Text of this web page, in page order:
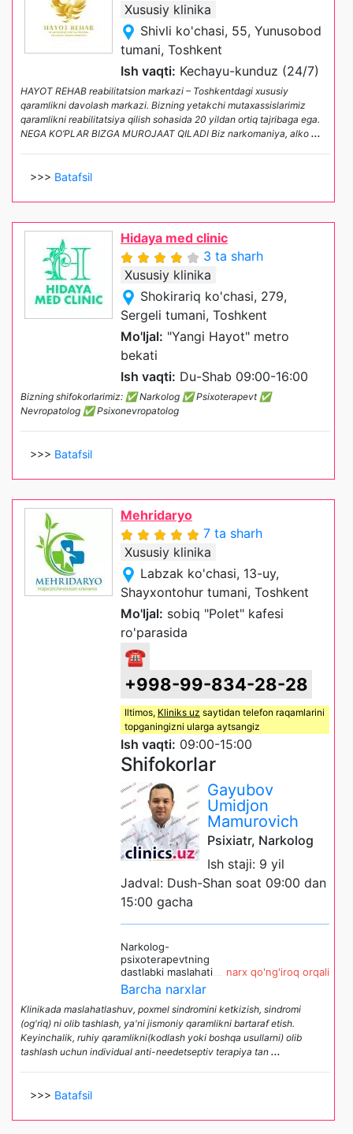
Xususiy klinika
Shivli ko'chasi, 55, Yunusobod
tumani, Toshkent
Ish vaqti: Kechayu-kunduz (24/7)
HAYOT REHAB reabilitatsion markazi – Toshkentdagi xususiy
qaramlikni davolash markazi. Bizning yetakchi mutaxassislarimiz
qaramlikni reabilitatsiya qilish sohasida 20 yildan ortiq tajribaga ega.
NEGA KO‘PLAR BIZGA MUROJAAT QILADI Biz narkomaniya, alko ...
>>> Batafsil
Hidaya med clinic
3 ta sharh
Xususiy klinika
Shokirariq ko'chasi, 279,
Sergeli tumani, Toshkent
Mo'ljal: "Yangi Hayot" metro
bekati
Ish vaqti: Du-Shab 09:00-16:00
Bizning shifokorlarimiz: ✅ Narkolog ✅ Psixoterapevt ✅
Nevropatolog ✅ Psixonevropatolog
>>> Batafsil
Mehridaryo
7 ta sharh
Xususiy klinika
Labzak ko'chasi, 13-uy,
Shayxontohur tumani, Toshkent
Mo'ljal: sobiq "Polet" kafesi
ro'parasida
☎
+998-99-834-28-28
Iltimos, Kliniks uz saytidan telefon raqamlarini
topganingizni ularga aytsangiz
Ish vaqti: 09:00-15:00
Shifokorlar
Gayubov
Umidjon
Mamurovich
Psixiatr, Narkolog
Ish staji: 9 yil
Jadval: Dush-Shan soat 09:00 dan
15:00 gacha
Narkolog-
psixoterapevtning
dastlabki maslahati
narx qo'ng'iroq orqali
Barcha narxlar
Klinikada maslahatlashuv, poxmel sindromini ketkizish, sindromi
(og'riq) ni olib tashlash, ya'ni jismoniy qaramlikni bartaraf etish.
Keyinchalik, ruhiy qaramlikni(kodlash yoki boshqa usullarni) olib
tashlash uchun individual anti-needetseptiv terapiya tan ...
>>> Batafsil